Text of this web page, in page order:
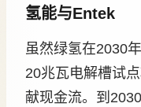
氢能与Entek
虽然绿氢在2030
20兆瓦电解槽试
献现金流。到